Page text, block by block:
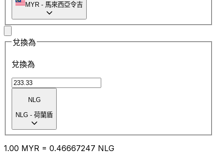
MYR - 馬來西亞令吉
兌換為
兌換為
NLG
NLG - 荷蘭盾
1.00 MYR = 0.46667247 NLG